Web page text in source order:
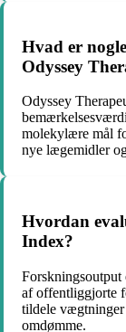
Hvad er
Odyssey
Odyssey
molekylære mål
​​nye lægemidler
Hvordan
Index?
af offentliggjorte
tildele vægtninger
omdømme.